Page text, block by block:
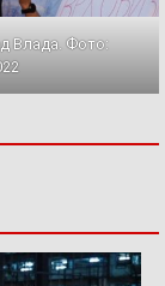
Влада. Фото: